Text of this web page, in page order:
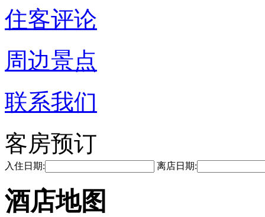
住客评论
周边景点
联系我们
客房预订
入住日期: 离店日期:
酒店地图